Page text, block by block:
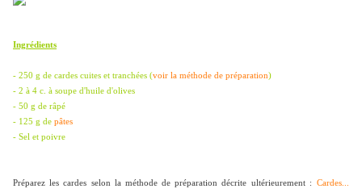
Ingrédients
- 250 g de cardes cuites et tranchées (voir la méthode de préparation)
- 2 à 4 c. à soupe d'huile d'olives
- 50 g de râpé
- 125 g de pâtes
- Sel et poivre
Préparez les cardes selon la méthode de préparation décrite ultérieurement :
Cardes...